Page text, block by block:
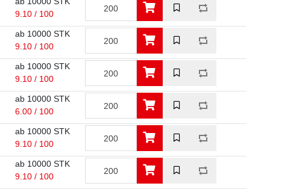
9.10 / 100
ab 10000 STK
9.10 / 100
ab 10000 STK
9.10 / 100
ab 10000 STK
6.00 / 100
ab 10000 STK
9.10 / 100
ab 10000 STK
9.10 / 100